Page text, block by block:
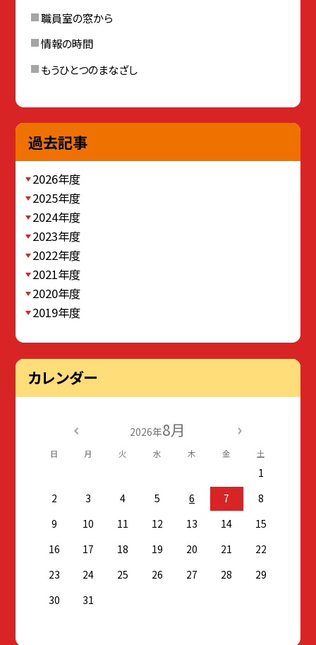
職員室の窓から
情報の時間
もうひとつのまなざし
過去記事
2026年度
2025年度
2024年度
2023年度
2022年度
2021年度
2020年度
2019年度
カレンダー
2026年8月
日 月 火 水 木 金 土
1
2
3 4 5 6 7
8
9
10 11 12 13 14
15
16
17 18 19 20 21
22
23
24 25 26 27 28
29
30
31